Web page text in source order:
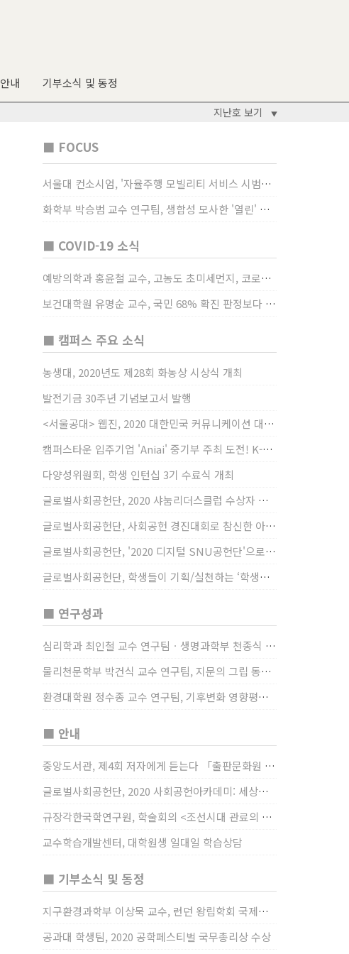
안내 기부소식 및 동정
지난호 보기 ▼
■ FOCUS
서울대 컨소시엄, '자율주행 모빌리티 서비스 시범사업' 수행
화학부 박승범 교수 연구팀, 생합성 모사한 '열린' 비타민 B3 합성법 개발
■ COVID-19 소식
예방의학과 홍윤철 교수, 고농도 초미세먼지, 코로나19 발병률·치명률 높인다
보건대학원 유명순 교수, 국민 68% 확진 판정보다 걸렸단 이유로 비난받는 걸 더 두려해
■ 캠퍼스 주요 소식
농생대, 2020년도 제28회 화농상 시상식 개최
발전기금 30주년 기념보고서 발행
<서울공대> 웹진, 2020 대한민국 커뮤니케이션 대상 창간사보 부문 최우수상 선정
캠퍼스타운 입주기업 'Aniai' 중기부 주최 도전! K-스타트업 대상 수상
다양성위원회, 학생 인턴십 3기 수료식 개최
글로벌사회공헌단, 2020 샤눔리더스클럽 수상자 시상
글로벌사회공헌단, 사회공헌 경진대회로 참신한 아이디어 발굴, 지원
글로벌사회공헌단, '2020 디지털 SNU공헌단'으로 새로운 사회공헌에 도전
글로벌사회공헌단, 학생들이 기획/실천하는 ‘학생사회공헌단 프로젝트’ 진행
■ 연구성과
심리학과 최인철 교수 연구팀ㆍ생명과학부 천종식 교수 연구팀, 장내 마이크로바이옴과 정서적 웰빙간 관계 규명
물리천문학부 박건식 교수 연구팀, 지문의 그립 동작에서의 역할 및 원리 규명
환경대학원 정수종 교수 연구팀, 기후변화 영향평가 모형을 통해 기후변화에 따른 급격한 토양수분의 감소가 발생하는 지역과 시간을 규명
■ 안내
중앙도서관, 제4회 저자에게 듣는다 「출판문화원 저술강연 개최」(12/17)
글로벌사회공헌단, 2020 사회공헌아카데미: 세상을 바꾸는 가슴 따뜻한 나눔(12/23~24)
규장각한국학연구원, 학술회의 <조선시대 관료의 인사> (12/22)
교수학습개발센터, 대학원생 일대일 학습상담
■ 기부소식 및 동정
지구환경과학부 이상묵 교수, 런던 왕립학회 국제장애인의 날 기념 “전 세계 장애가 있는 과학자”에 소개
공과대 학생팀, 2020 공학페스티벌 국무총리상 수상